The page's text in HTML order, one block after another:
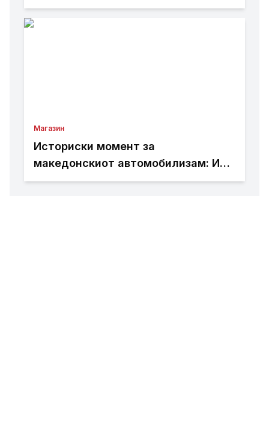
астероид што би можел да ја
Магазин
Историски момент за
македонскиот автомобилизам: Иџе
е прв возач од Балканот што ќе